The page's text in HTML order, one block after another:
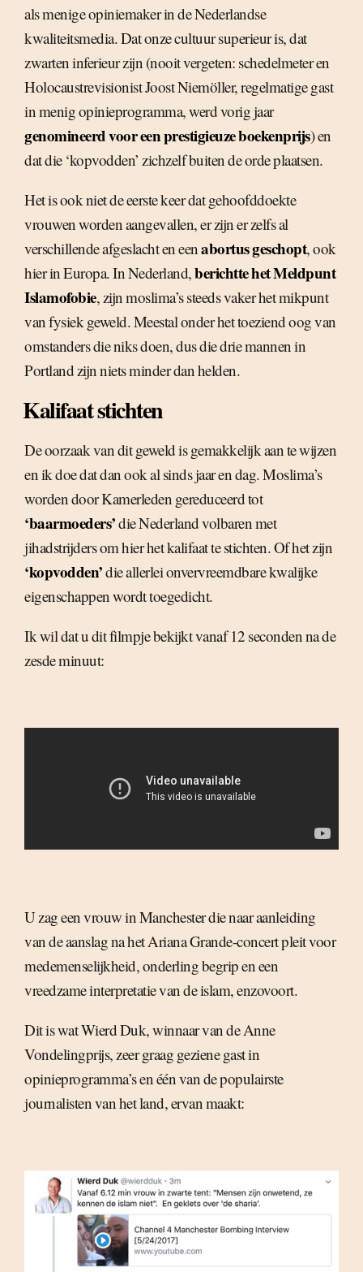
als menige opiniemaker in de Nederlandse
kwaliteitsmedia. Dat onze cultuur superieur is, dat
zwarten inferieur zijn (nooit vergeten: schedelmeter en
Holocaustrevisionist Joost Niemöller, regelmatige gast
in menig opinieprogramma, werd vorig jaar
genomineerd voor een prestigieuze boekenprijs) en
dat die ‘kopvodden’ zichzelf buiten de orde plaatsen.
Het is ook niet de eerste keer dat gehoofddoekte
vrouwen worden aangevallen, er zijn er zelfs al
verschillende afgeslacht en eenabortus geschopt, ook
hier in Europa. In Nederland,berichtte het Meldpunt
Islamofobie, zijn moslima’s steeds vaker het mikpunt
van fysiek geweld. Meestal onder het toeziend oog van
omstanders die niks doen, dus die drie mannen in
Portland zijn niets minder dan helden.
Kalifaat stichten
De oorzaak van dit geweld is gemakkelijk aan te wijzen
en ik doe dat dan ook al sinds jaar en dag. Moslima’s
worden door Kamerleden gereduceerd tot
‘baarmoeders’die Nederland volbaren met
jihadstrijders om hier het kalifaat te stichten. Of het zijn
‘kopvodden’die allerlei onvervreemdbare kwalijke
eigenschappen wordt toegedicht.
Ik wil dat u dit filmpje bekijkt vanaf 12 seconden na de
zesde minuut:
U zag een vrouw in Manchester die naar aanleiding
van de aanslag na het Ariana Grande-concert pleit voor
medemenselijkheid, onderling begrip en een
vreedzame interpretatie van de islam, enzovoort.
Dit is wat Wierd Duk, winnaar van de Anne
Vondelingprijs, zeer graag geziene gast in
opinieprogramma’s en één van de populairste
journalisten van het land, ervan maakt: